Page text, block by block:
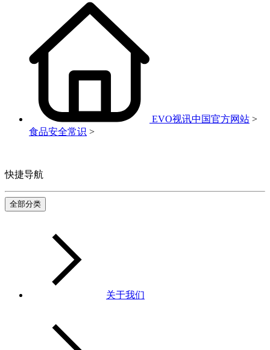
EVO视讯中国官方网站 >
食品安全常识 >
快捷导航
全部分类
关于我们